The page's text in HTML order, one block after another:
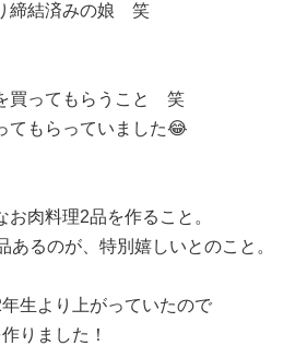
締結済みの娘 笑
買ってもらうこと 笑
てもらっていました😂
肉料理2品を作ること。
あるのが、特別嬉しいとのこと。
生より上がっていたので
りました！